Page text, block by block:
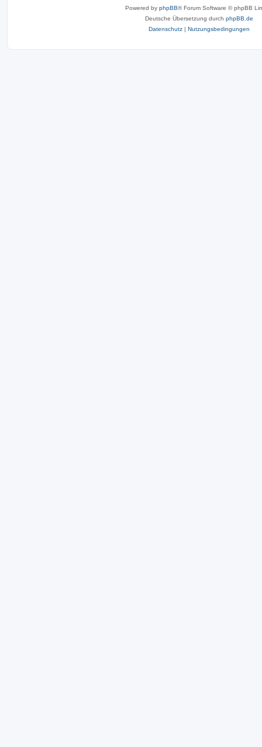
Powered by phpBB® Forum Software © phpBB
Deutsche Übersetzung durch phpBB.de
Datenschutz | Nutzungsbedingungen